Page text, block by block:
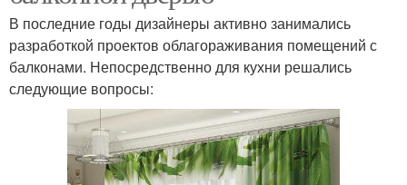
В последние годы дизайнеры активно занимались
разработкой проектов облагораживания помещений с
балконами. Непосредственно для кухни решались
следующие вопросы: